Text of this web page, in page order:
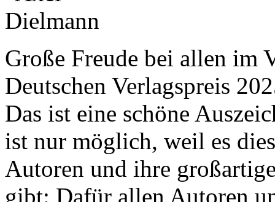
Große Freude bei allen im
Deutschen Verlagspreis
Das ist eine schöne
ist nur möglich, weil es
Autoren und ihre
gibt: Dafür allen Autoren